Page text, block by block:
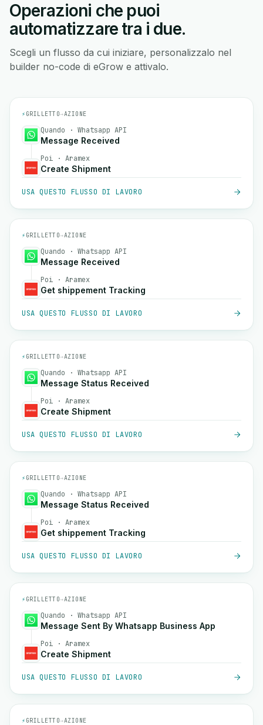
Operazioni che puoi
automatizzare tra i due.
Scegli un flusso da cui iniziare, personalizzalo nel
builder no-code di eGrow e attivalo.
⚡ GRILLETTO→AZIONE
Quando · Whatsapp API
Message Received
Poi · Aramex
Create Shipment
USA QUESTO FLUSSO DI LAVORO
⚡ GRILLETTO→AZIONE
Quando · Whatsapp API
Message Received
Poi · Aramex
Get shippement Tracking
USA QUESTO FLUSSO DI LAVORO
⚡ GRILLETTO→AZIONE
Quando · Whatsapp API
Message Status Received
Poi · Aramex
Create Shipment
USA QUESTO FLUSSO DI LAVORO
⚡ GRILLETTO→AZIONE
Quando · Whatsapp API
Message Status Received
Poi · Aramex
Get shippement Tracking
USA QUESTO FLUSSO DI LAVORO
⚡ GRILLETTO→AZIONE
Quando · Whatsapp API
Message Sent By Whatsapp Business App
Poi · Aramex
Create Shipment
USA QUESTO FLUSSO DI LAVORO
⚡ GRILLETTO→AZIONE